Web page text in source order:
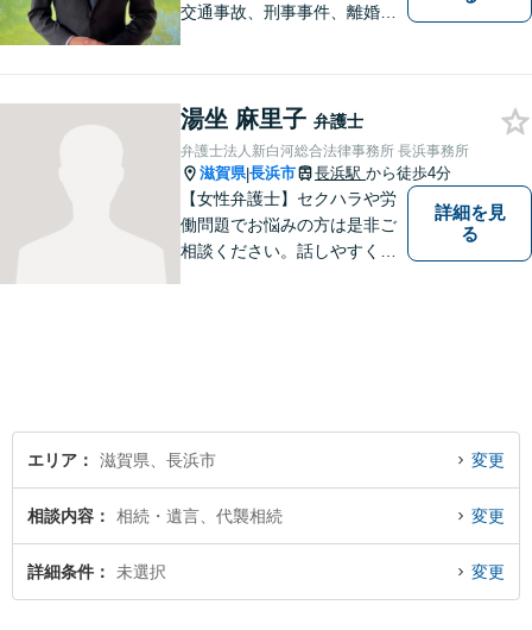
交通事故、刑事事件、離婚・
湯坐 麻里子 弁護士
弁護士法人新白河総合法律事務所 長浜事務所
滋賀県|長浜市 長浜駅 から徒歩4分
【女性弁護士】セクハラや労
働問題でお悩みの方は是非ご
相談ください。話しやすく相
詳細を見
る
エリア 滋賀県、長浜市 変更
相談内容 相続・遺言、代襲相続 変更
詳細条件 未選択 変更